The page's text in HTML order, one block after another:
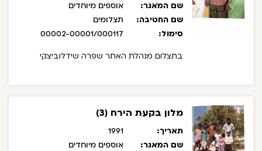
שם המאגר:
אוספים מיוחדים
שם החטיבה:
תצלומים
סימול:
00002-00001/000117
בתצלום מנהלת האתר שפרה שידלוביצקי
מלון בקעת הירח (3)
תאריך:
1991
שם המאגר:
אוספים מיוחדים